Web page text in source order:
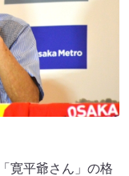
寛平爺さん」の格